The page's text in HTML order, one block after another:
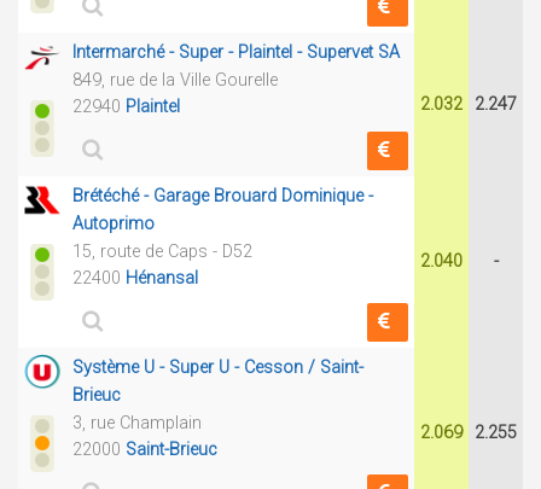
Intermarché - Super - Plaintel - Supervet SA
849, rue de la Ville Gourelle
22940 Plaintel 2.032 2.247
Brétéché - Garage Brouard Dominique -
Autoprimo
15, route de Caps - D52
22400 Hénansal
2.040 -
Système U - Super U - Cesson / Saint-
Brieuc
3, rue Champlain
22000 Saint-Brieuc
2.069 2.255